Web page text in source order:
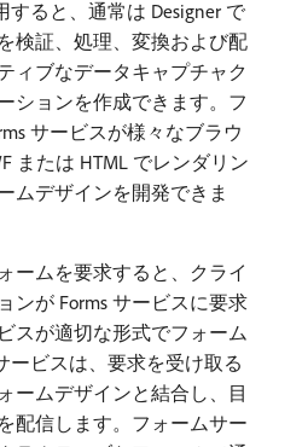
すると、通常は Designer で
検証、処理、変換および配
ィブなデータキャプチャク
ションを作成できます。フ
サービスが様々なブラウ
または HTML でレンダリン
ムデザインを開発できま
ームを要求すると、クライ
ンが Forms サービスに要求
スが適切な形式でフォーム
ービスは、要求を受け取る
ームデザインと結合し、目
配信します。フォームサー